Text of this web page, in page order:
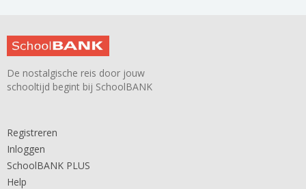
De nostalgische reis door jouw
schooltijd begint bij SchoolBANK
Registreren
Inloggen
SchoolBANK PLUS
Help